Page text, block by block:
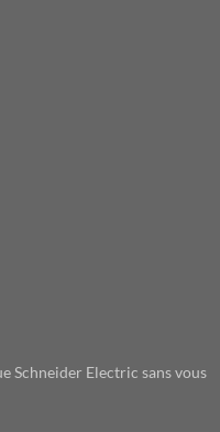
Schneider Electric sans vous